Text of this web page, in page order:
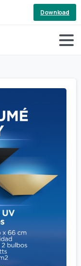
Download